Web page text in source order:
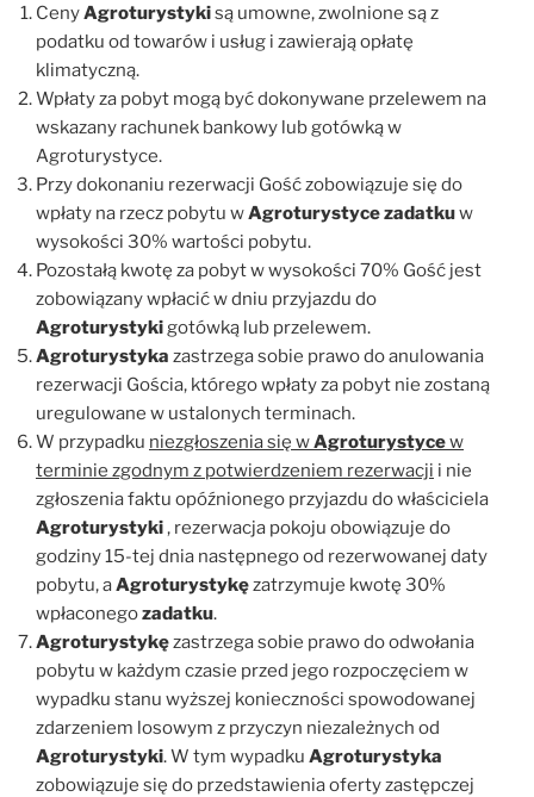
CenyAgroturystykisą umowne, zwolnione są z
podatku od towarów i usług i zawierają opłatę
klimatyczną.
Wpłaty za pobyt mogą być dokonywane przelewem na
wskazany rachunek bankowy lub gotówką w
Agroturystyce.
Przy dokonaniu rezerwacji Gość zobowiązuje się do
wpłaty na rzecz pobytu wAgroturystycezadatkuw
wysokości 30% wartości pobytu.
Pozostałą kwotę za pobyt w wysokości 70% Gość jest
zobowiązany wpłacić w dniu przyjazdu do
Agroturystyki gotówką lub przelewem.
Agroturystyka zastrzega sobie prawo do anulowania
rezerwacji Gościa, którego wpłaty za pobyt nie zostaną
uregulowane w ustalonych terminach.
W przypadku niezgłoszenia się wAgroturystycew
terminie zgodnym z potwierdzeniem rezerwacji i nie
zgłoszenia faktu opóźnionego przyjazdu do właściciela
Agroturystyki , rezerwacja pokoju obowiązuje do
godziny 15-tej dnia następnego od rezerwowanej daty
pobytu, aAgroturystykęzatrzymuje kwotę 30%
wpłaconegozadatku.
Agroturystykęzastrzega sobie prawo do odwołania
pobytu w każdym czasie przed jego rozpoczęciem w
wypadku stanu wyższej konieczności spowodowanej
zdarzeniem losowym z przyczyn niezależnych od
Agroturystyki. W tym wypadku Agroturystyka
zobowiązuje się do przedstawienia oferty zastępczej